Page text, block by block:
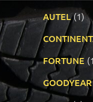
AUTEL (1)
FORTUNE
GOODYEAR